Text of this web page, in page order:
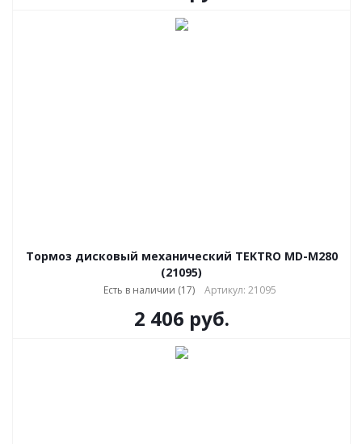
Тормоз дисковый механический TEKTRO MD-M280
(21095)
Есть в наличии (17) Артикул: 21095
2 406 руб.